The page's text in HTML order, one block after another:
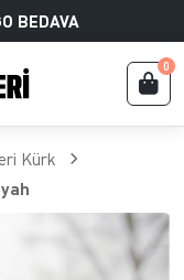
BEDAVA
0
Kürk